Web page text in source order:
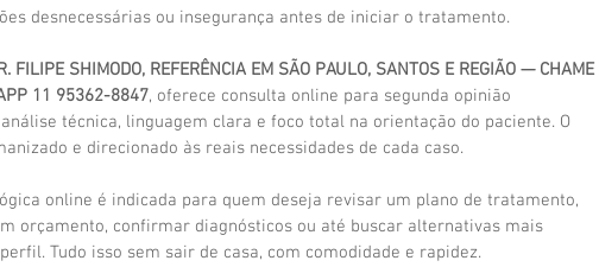
desnecessárias ou insegurança antes de iniciar o tratamento.
FILIPE SHIMODO, REFERÊNCIA EM SÃO PAULO, SANTOS E REGIÃO — CHAME
11 95362-8847, oferece consulta online para segunda opinião
técnica, linguagem clara e foco total na orientação do paciente. O
e direcionado às reais necessidades de cada caso.
online é indicada para quem deseja revisar um plano de tratamento,
orçamento, confirmar diagnósticos ou até buscar alternativas mais
Tudo isso sem sair de casa, com comodidade e rapidez.